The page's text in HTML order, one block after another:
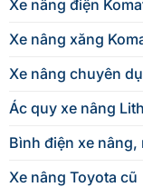
Xe nâng điện
Xe nâng xăng
Xe nâng chuyên
Ác quy xe nâng
Bình điện xe nâng,
Xe nâng Toyota cũ